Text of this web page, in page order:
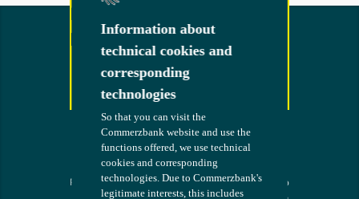
Neváhejte nás
kontaktovat!
Kontakt
Podmínky
COMMERZB
Banka po
Information about
technical cookies and
corresponding
technologies
So that you can visit the
Commerzbank website and use the
functions offered, we use technical
cookies and corresponding
technologies. Due to Commerzbank's
legitimate interests, this includes
Information about
technical cookies and
corresponding
technologies
So that you can visit the
Commerzbank website and use the
functions offered, we use technical
cookies and corresponding
technologies. Due to Commerzbank's
legitimate interests, this includes